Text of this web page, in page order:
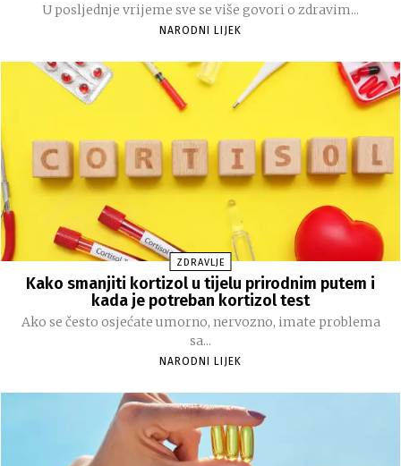
U posljednje vrijeme sve se više govori o zdravim...
NARODNI LIJEK
ZDRAVLJE
Kako smanjiti kortizol u tijelu prirodnim putem i
kada je potreban kortizol test
Ako se često osjećate umorno, nervozno, imate problema
sa...
NARODNI LIJEK